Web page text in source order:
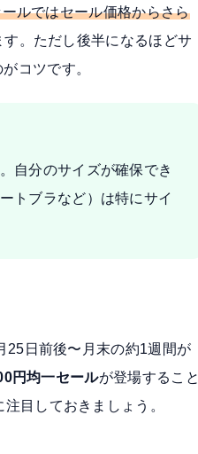
ルではセール価格からさら
。ただし後半になるほどサ
コツです。
自分のサイズが確保でき
トブラなど）は特にサイ
25日前後〜月末の約1週間が
円均一セールが登場するこ
目しておきましょう。